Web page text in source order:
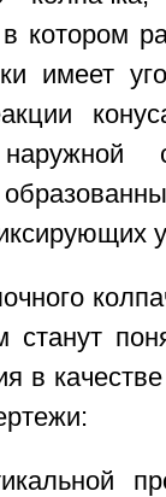
котором
имеет
станут
в